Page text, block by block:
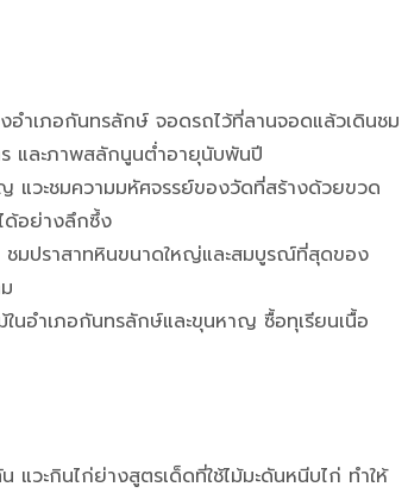
อำเภอกันทรลักษ์ จอดรถไว้ที่ลานจอดแล้วเดินชม
ร และภาพสลักนูนต่ำอายุนับพันปี
แวะชมความมหัศจรรย์ของวัดที่สร้างด้วยขวด
ด้อย่างลึกซึ้ง
ชมปราสาทหินขนาดใหญ่และสมบูรณ์ที่สุดของ
นอำเภอกันทรลักษ์และขุนหาญ ซื้อทุเรียนเนื้อ
แวะกินไก่ย่างสูตรเด็ดที่ใช้ไม้มะดันหนีบไก่ ทำให้